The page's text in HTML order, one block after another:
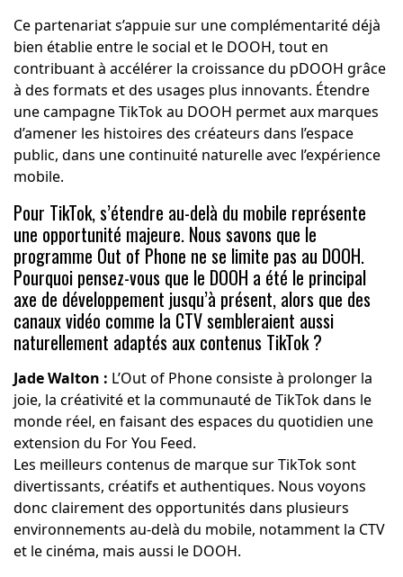
Ce partenariat s’appuie sur une complémentarité déjà
bien établie entre le social et le DOOH, tout en
contribuant à accélérer la croissance du pDOOH grâce
à des formats et des usages plus innovants. Étendre
une campagne TikTok au DOOH permet aux marques
d’amener les histoires des créateurs dans l’espace
public, dans une continuité naturelle avec l’expérience
mobile.
Pour TikTok, s’étendre au-delà du mobile représente
une opportunité majeure. Nous savons que le
programme Out of Phone ne se limite pas au DOOH.
Pourquoi pensez-vous que le DOOH a été le principal
axe de développement jusqu’à présent, alors que des
canaux vidéo comme la CTV sembleraient aussi
naturellement adaptés aux contenus TikTok ?
Jade Walton : L’Out of Phone consiste à prolonger la
joie, la créativité et la communauté de TikTok dans le
monde réel, en faisant des espaces du quotidien une
extension du For You Feed.
Les meilleurs contenus de marque sur TikTok sont
divertissants, créatifs et authentiques. Nous voyons
donc clairement des opportunités dans plusieurs
environnements au-delà du mobile, notamment la CTV
et le cinéma, mais aussi le DOOH.